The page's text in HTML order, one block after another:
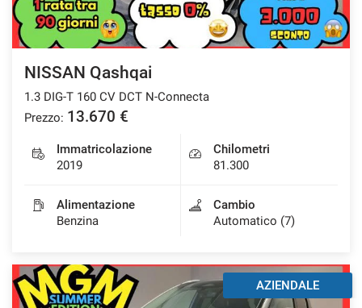
NISSAN Qashqai
1.3 DIG-T 160 CV DCT N-Connecta
Prezzo: 13.670 €
Immatricolazione
2019
Chilometri
81.300
Alimentazione
Benzina
Cambio
Automatico (7)
AZIENDALE